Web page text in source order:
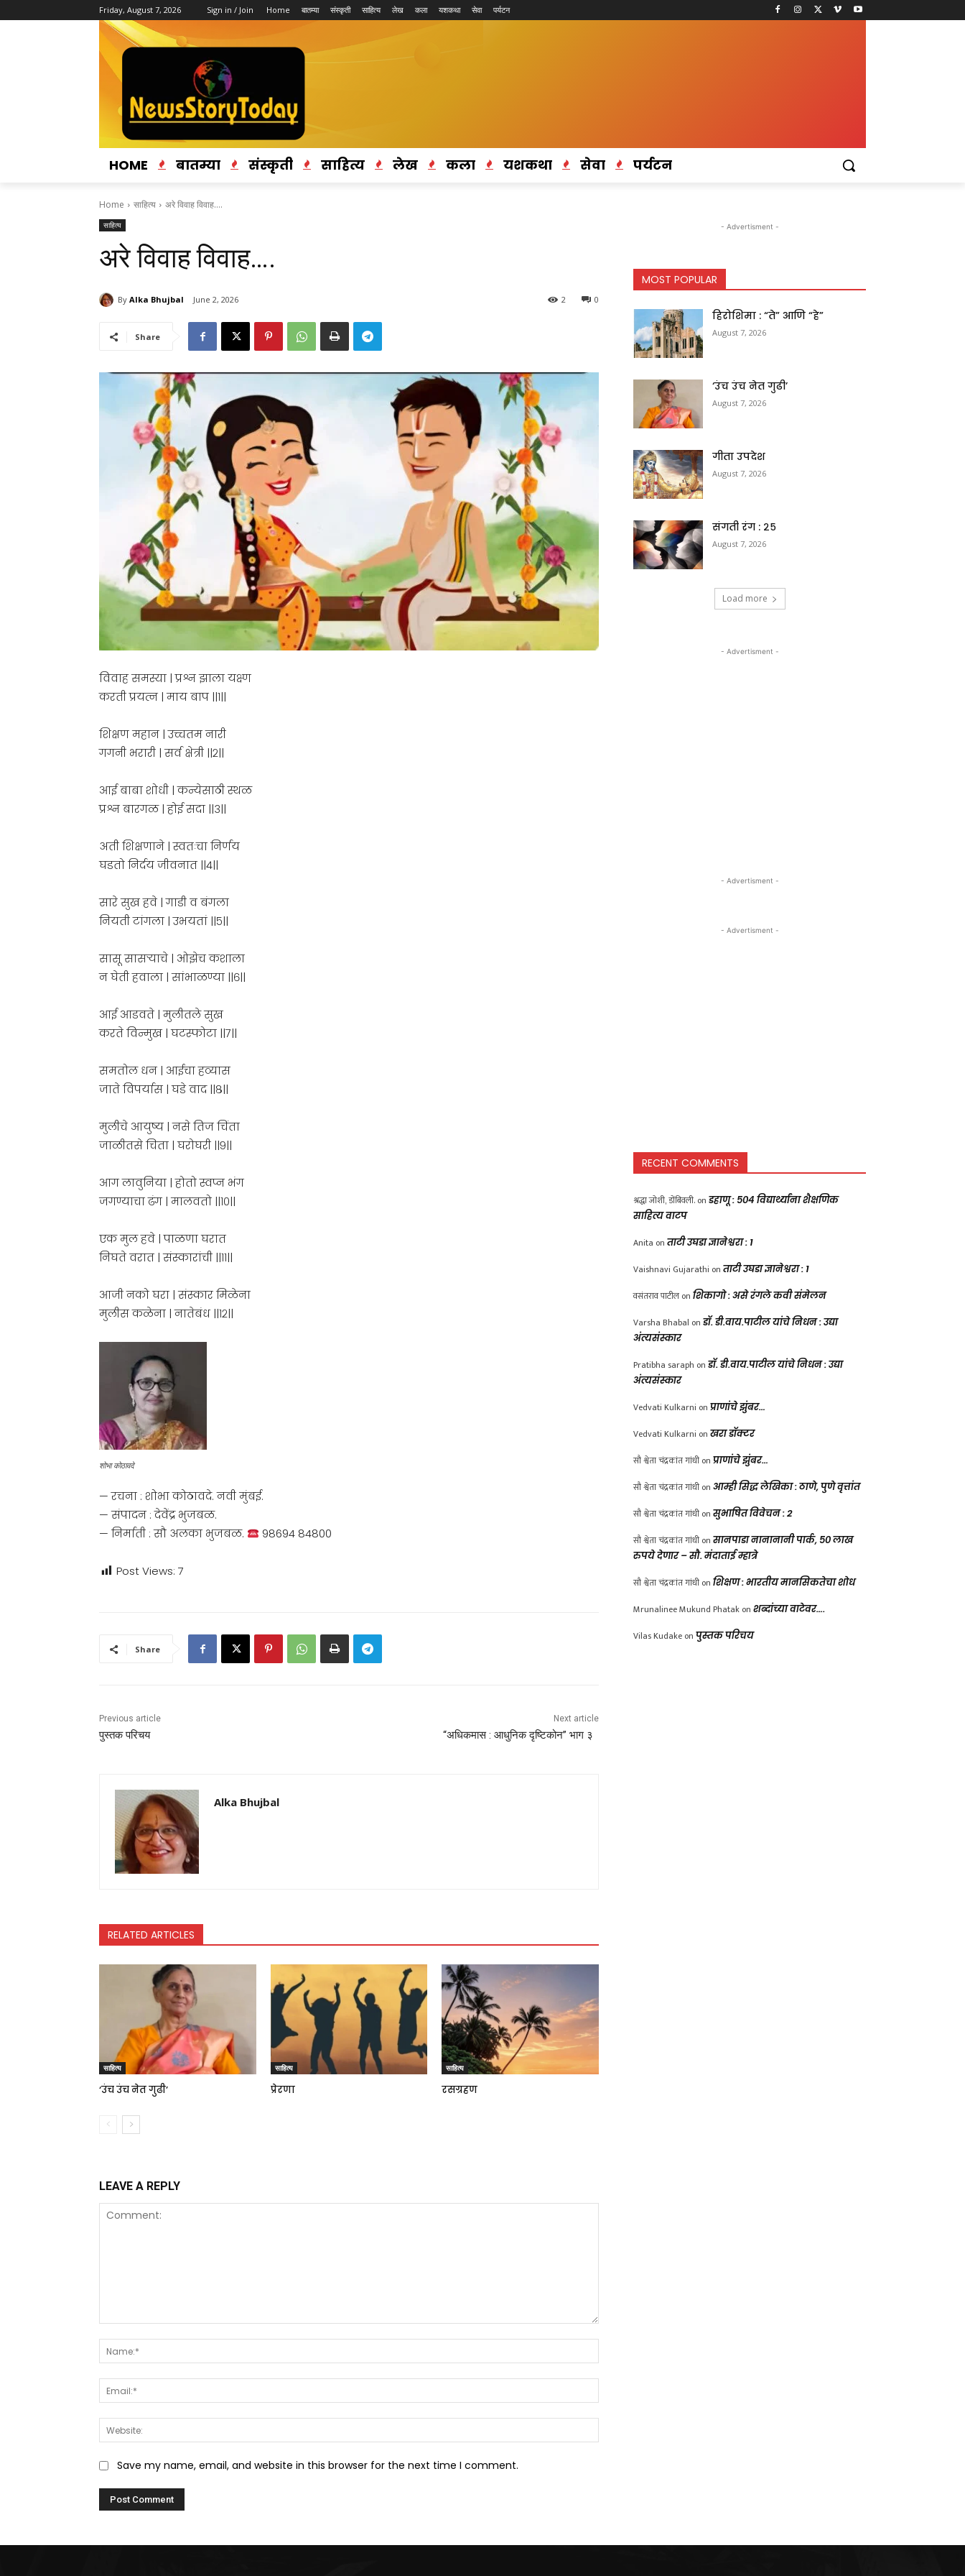
Friday, August 7, 2026 Sign in / Join Home बातम्या संस्कृती साहित्य लेख कला यशकथा सेवा पर्यटन
HOME बातम्या संस्कृती साहित्य लेख कला यशकथा सेवा पर्यटन
Home साहित्य अरे विवाह विवाह….
साहित्य
अरे विवाह विवाह….
By Alka Bhujbal June 2, 2026 0
2
Share
विवाह समस्या | प्रश्न झाला यक्ष्ण
करती प्रयत्न | माय बाप ||१||
शिक्षण महान | उच्चतम नारी
गगनी भरारी | सर्व क्षेत्री ||२||
आई बाबा शोधी | कन्येसाठी स्थळ
प्रश्न बारगळ | होई सदा ||३||
अती शिक्षणाने | स्वतःचा निर्णय
घडतो निर्दय जीवनात ||४||
सारे सुख हवे | गाडी व बंगला
नियती टांगला | उभयतां ||५||
सासू सासऱ्याचे | ओझेच कशाला
न घेती हवाला | सांभाळण्या ||६||
आई आडवते | मुलीतले सुख
करते विन्मुख | घटस्फोटा ||७||
समतोल धन | आईचा हव्यास
जाते विपर्यास | घडे वाद ||८||
मुलीचे आयुष्य | नसे तिज चिंता
जाळीतसे चिता | घरोघरी ||९||
आग लावुनिया | होतो स्वप्न भंग
जगण्याचा ढंग | मालवतो ||१०||
एक मुल हवे | पाळणा घरात
निघते वरात | संस्कारांची ||११||
आजी नको घरा | संस्कार मिळेना
मुलीस कळेना | नातेबंध ||१२||
शोभा कोठावदे
— रचना : शोभा कोठावदे. नवी मुंबई.
— संपादन : देवेंद्र भुजबळ.
— निर्माती : सौ अलका भुजबळ.
98694 84800
Post Views: 7
Share
Previous article
पुस्तक परिचय
Next article
“अधिकमास : आधुनिक दृष्टिकोन” भाग ३
Alka Bhujbal
RELATED ARTICLES
साहित्य
‘उंच उंच नेत गुढी’
साहित्य
प्रेरणा
साहित्य
रसग्रहण
LEAVE A REPLY
Save my name, email, and website in this browser for the next time I comment.
- Advertisment -
MOST POPULAR
हिरोशिमा : “ते” आणि “हे”
August 7, 2026
‘उंच उंच नेत गुढी’
August 7, 2026
गीता उपदेश
August 7, 2026
संगती रंग : २५
August 7, 2026
Load more
- Advertisment -
- Advertisment -
- Advertisment -
RECENT COMMENTS
श्रद्धा जोशी, डोंबिवली. on डहाणू : ५०४ विद्यार्थ्यांना शैक्षणिक
साहित्य वाटप
Anita on ताटी उघडा ज्ञानेश्वरा : 1
Vaishnavi Gujarathi on ताटी उघडा ज्ञानेश्वरा : 1
वसंतराव पाटील on शिकागो : असे रंगले कवी संमेलन
Varsha Bhabal on डॉ. डी.वाय.पाटील यांचे निधन : उद्या
अंत्यसंस्कार
Pratibha saraph on डॉ. डी.वाय.पाटील यांचे निधन : उद्या
अंत्यसंस्कार
Vedvati Kulkarni on प्राणांचे झुंबर…
Vedvati Kulkarni on खरा डॉक्टर
सौ श्वेता चंद्रकांत गांधी on प्राणांचे झुंबर…
सौ श्वेता चंद्रकांत गांधी on आम्ही सिद्ध लेखिका : ठाणे, पुणे वृत्तांत
सौ श्वेता चंद्रकांत गांधी on सुभाषित विवेचन : 2
सौ श्वेता चंद्रकांत गांधी on सानपाडा नानानानी पार्क, ५० लाख
रुपये देणार – सौ. मंदाताई म्हात्रे
सौ श्वेता चंद्रकांत गांधी on शिक्षण : भारतीय मानसिकतेचा शोध
Mrunalinee Mukund Phatak on शब्दांच्या वाटेवर….
Vilas Kudake on पुस्तक परिचय